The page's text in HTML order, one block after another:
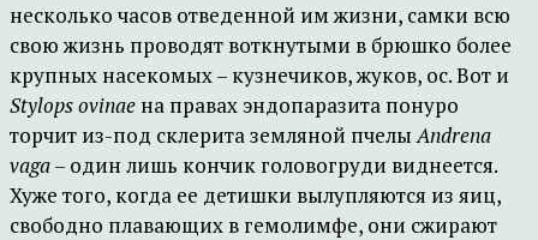
несколько часов отведенной им жизни, самки всю
свою жизнь проводят воткнутыми в брюшко более
крупных насекомых – кузнечиков, жуков, ос. Вот и
Stylops ovinae на правах эндопаразита понуро
торчит из-под склерита земляной пчелыAndrena
vaga– один лишь кончик головогруди виднеется.
Хуже того, когда ее детишки вылупляются из яиц,
свободно плавающих в гемолимфе, они сжирают